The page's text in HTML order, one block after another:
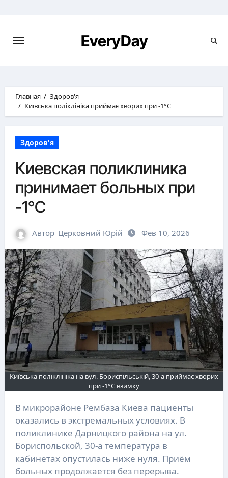
EveryDay
Главная
Здоров'я
Київська поліклініка приймає хворих при -1°C
Здоров'я
Киевская поликлиника
принимает больных при
-1°C
Автор Церковний Юрій Фев 10, 2026
Київська поліклініка на вул. Бориспільській, 30-а приймає хворих
при -1°C взимку
В микрорайоне Рембаза Киева пациенты
оказались в экстремальных условиях. В
поликлинике Дарницкого района на ул.
Бориспольской, 30-а температура в
кабинетах опустилась ниже нуля. Приём
больных продолжается без перерыва.